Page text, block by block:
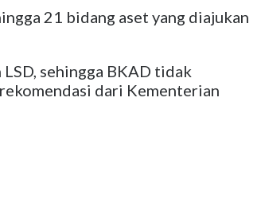
21 bidang aset yang diajukan
sehingga BKAD tidak
dari Kementerian